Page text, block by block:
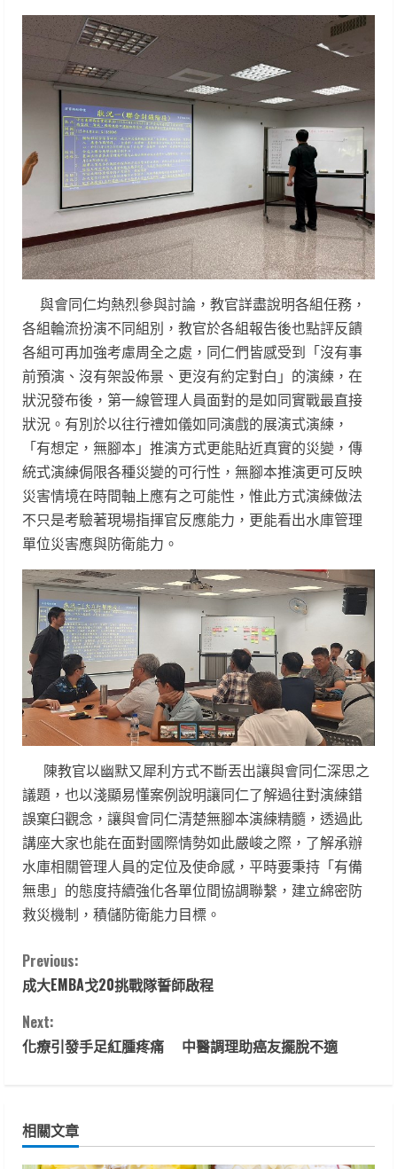
與會同仁均熱烈參與討論，教官詳盡說明各組任務，
各組輪流扮演不同組別，教官於各組報告後也點評反饋
各組可再加強考慮周全之處，同仁們皆感受到「沒有事
前預演、沒有架設佈景、更沒有約定對白」的演練，在
狀況發布後，第一線管理人員面對的是如同實戰最直接
狀況。有別於以往行禮如儀如同演戲的展演式演練，
「有想定，無腳本」推演方式更能貼近真實的災變，傳
統式演練侷限各種災變的可行性，無腳本推演更可反映
災害情境在時間軸上應有之可能性，惟此方式演練做法
不只是考驗著現場指揮官反應能力，更能看出水庫管理
單位災害應與防衛能力。
陳教官以幽默又犀利方式不斷丟出讓與會同仁深思之
議題，也以淺顯易懂案例說明讓同仁了解過往對演練錯
誤窠臼觀念，讓與會同仁清楚無腳本演練精髓，透過此
講座大家也能在面對國際情勢如此嚴峻之際，了解承辦
水庫相關管理人員的定位及使命感，平時要秉持「有備
無患」的態度持續強化各單位間協調聯繫，建立綿密防
救災機制，積儲防衛能力目標。
C
o
n
i
n
Previous:
成大EMBA戈20挑戰隊誓師啟程
Next:
化療引發手足紅腫疼痛 中醫調理助癌友擺脫不適
相關文章